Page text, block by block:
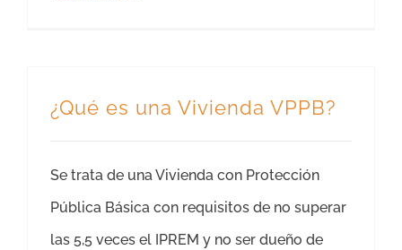
¿Qué es una Vivienda VPPB?
Se trata de una Vivienda con Protección
Pública Básica con requisitos de no superar
las 5,5 veces el IPREM y no ser dueño de